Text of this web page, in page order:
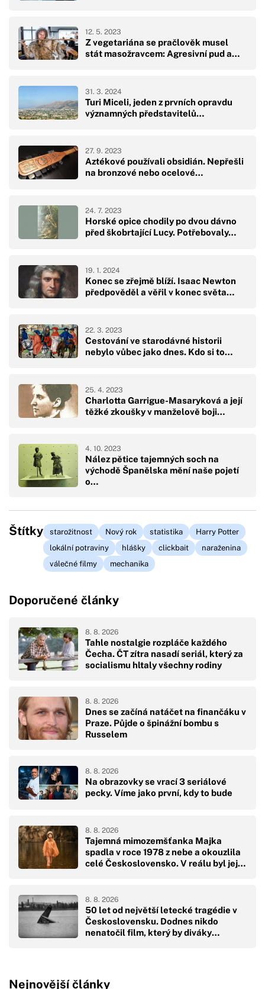
Z vegetariána se pračlověk musel
stát masožravcem: Agresivní pud a…
12. 5. 2023
Turi Miceli, jeden z prvních opravdu
významných představitelů…
31. 3. 2024
Aztékové používali obsidián. Nepřešli
na bronzové nebo ocelové…
27. 9. 2023
Horské opice chodily po dvou dávno
před škobrtající Lucy. Potřebovaly…
24. 7. 2023
Konec se zřejmě blíží. Isaac Newton
předpověděl a věřil v konec světa…
19. 1. 2024
Cestování ve starodávné historii
nebylo vůbec jako dnes. Kdo si to…
22. 3. 2023
Charlotta Garrigue-Masaryková a její
těžké zkoušky v manželově boji…
25. 4. 2023
Nález pětice tajemných soch na
východě Španělska mění naše pojetí
o…
4. 10. 2023
Štítky starožitnost Nový rok statistika
Harry Potter
lokální potraviny
hlášky clickbait
naraženina
válečné filmy
mechanika
Doporučené články
Tahle nostalgie rozpláče každého
Čecha. ČT zítra nasadí seriál, který za
socialismu hltaly všechny rodiny
8. 8. 2026
Dnes se začíná natáčet na finančáku v
Praze. Půjde o špinážní bombu s
Russelem
8. 8. 2026
Na obrazovky se vrací 3 seriálové
pecky. Víme jako první, kdy to bude
8. 8. 2026
Tajemná mimozemšťanka Majka
spadla v roce 1978 z nebe a okouzlila
celé Československo. V reálu byl její
8. 8. 2026
50 let od největší letecké tragédie v
Československu. Dodnes nikdo
nenatočil film, který by diváky
8. 8. 2026
Nejnovější články